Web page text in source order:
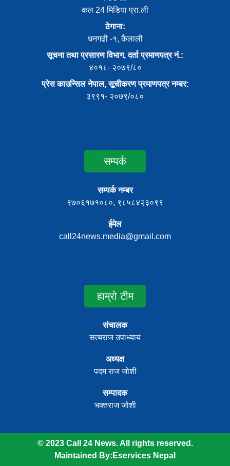
कल 24 मिडिया प्रा.ली
ठेगाना:
धनगढी -१, कैलाली
सूचना तथा प्रसारण विभाग, दर्ता प्रमाणपत्र नं.:
४०१८- २०७९/८०
प्रेस काउन्सिल नेपाल, सूचीकरण प्रमाणपत्र नम्बर:
३९९१- २०७९/०८०
सम्पर्क
सम्पर्क नम्बर
९७०६१७१०८०, ९८५८४२३०९९
ईमेल
call24news.media@gmail.com
हाम्रो टीम
संचालक
सत्यराज उपाध्याय
अध्यक्ष
पदम राज जोशी
सम्पादक
भक्तराज जोशी
© 2023 Call 24 News. All rights reserved.
Maintained By: Eservices Nepal